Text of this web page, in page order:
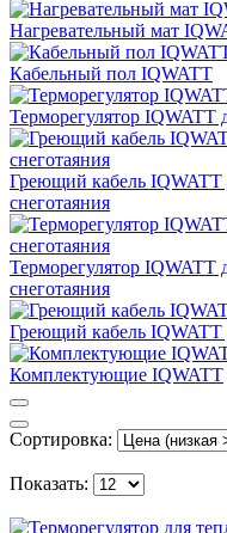
Нагревательный мат
Кабельный пол IQWATT
Терморегулятор IQWATT
Греющий кабель IQWATT
снеготаяния
Терморегулятор IQWATT
снеготаяния
Греющий кабель IQWATT
Комплектующие IQWATT
Сортировка:
Показать: